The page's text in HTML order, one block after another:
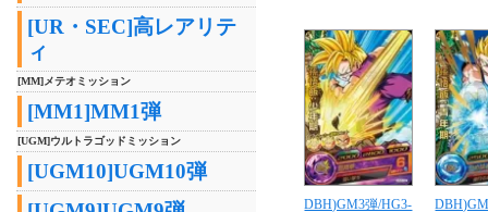
[UR・SEC]高レアリテ
ィ
[MM]メテオミッション
[MM1]MM1弾
[UGM]ウルトラゴッドミッション
[UGM10]UGM10弾
DBH)GM3弾/HG3-